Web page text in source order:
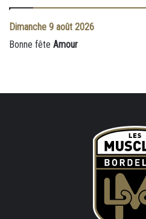
Dimanche 9 août 2026
Bonne fête Amour